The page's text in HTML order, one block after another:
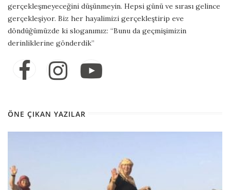
gerçekleşmeyeceğini düşünmeyin. Hepsi günü ve sırası gelince
gerçekleşiyor. Biz her hayalimizi gerçekleştirip eve
döndüğümüzde ki sloganımız: “Bunu da geçmişimizin
derinliklerine gönderdik”
ÖNE ÇIKAN YAZILAR